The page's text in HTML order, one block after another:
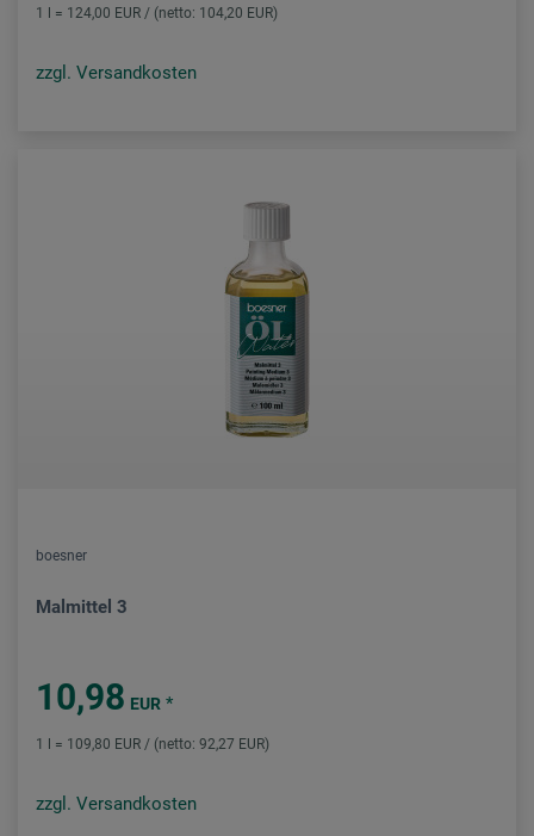
1 l = 124,00 EUR / (netto: 104,20 EUR)
zzgl. Versandkosten
boesner
Malmittel 3
10,98 EUR *
1 l = 109,80 EUR / (netto: 92,27 EUR)
zzgl. Versandkosten